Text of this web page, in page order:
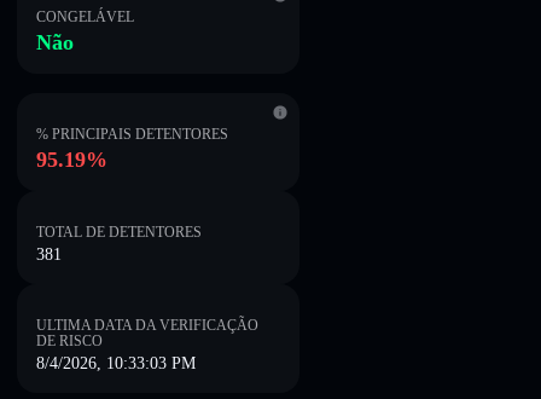
CONGELÁVEL
Não
% PRINCIPAIS DETENTORES
95.19%
TOTAL DE DETENTORES
381
ULTIMA DATA DA VERIFICAÇÃO
DE RISCO
8/4/2026, 10:33:03 PM